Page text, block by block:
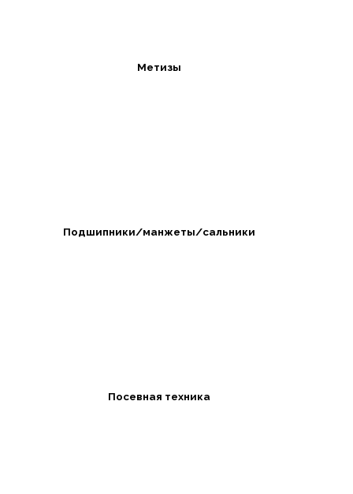
Метизы
Подшипники/манжеты/сальники
Посевная техника